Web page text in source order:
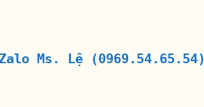
Ms. Lệ (0969.54.65.54)